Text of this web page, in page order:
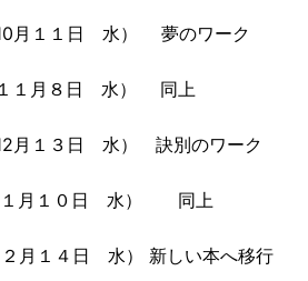
月１１日 水） 夢のワーク
１月８日 水） 同上
月１３日 水） 訣別のワーク
１月１０日 水） 同上
月１４日 水） 新しい本へ移行